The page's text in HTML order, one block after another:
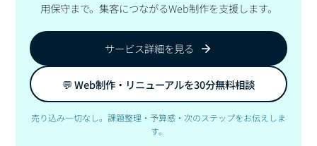
用保守まで。集客につながるWeb制作を支援します。
サービス詳細を見る
💬 Web制作・リニューアルを30分無料相談
売り込み一切なし。課題整理・予算感・次のステップをお伝えしま
す。